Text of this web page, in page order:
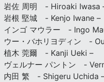
岩佐 周明 - Hiroaki Iwasa
岩根 堅城 - Kenjo Iwane –
インゴ マウラー - Ingo
ウー・バホリヨディン -
植木 莞爾 - Kanji Ueki –
ヴェルナー パントン -
内田 繁 - Shigeru Uchida